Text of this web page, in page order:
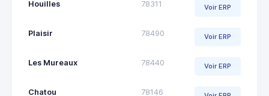
Houilles 78311 Voir ERP
Plaisir 78490 Voir ERP
Les Mureaux 78440 Voir ERP
Chatou 78146